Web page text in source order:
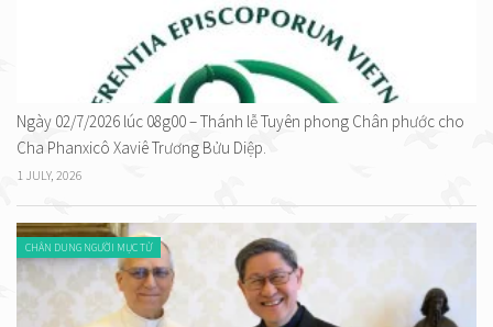
Ngày 02/7/2026 lúc 08g00 – Thánh lễ Tuyên phong Chân phước cho
Cha Phanxicô Xaviê Trương Bửu Diệp.
1 JULY, 2026
CHÂN DUNG NGƯỜI MỤC TỬ